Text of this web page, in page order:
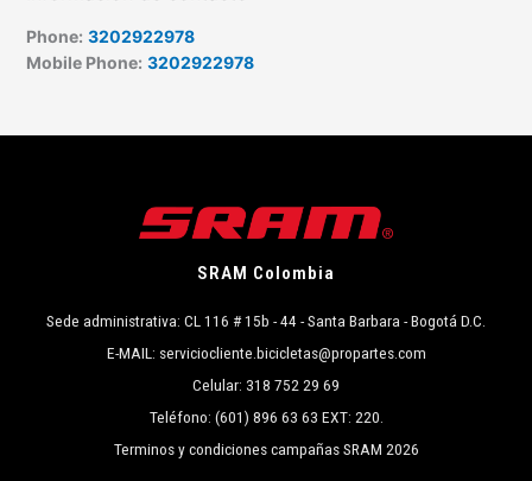
Phone: 3202922978
Mobile Phone: 3202922978
SRAM Colombia
Sede administrativa: CL 116 # 15b - 44 - Santa Barbara - Bogotá D.C.
E-MAIL: serviciocliente.bicicletas@propartes.com
Celular: 318 752 29 69
Teléfono: (601) 896 63 63 EXT: 220.
Terminos y condiciones campañas SRAM 2026